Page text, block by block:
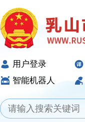
用户登录
智能机器人